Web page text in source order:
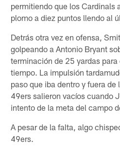
permitiendo que los Cardinals
plomo a diez puntos llendo al
Detrás otra vez en ofensa,
golpeando a Antonio Bryant
terminación de 25 yardas
tiempo. La impulsión
paso que iba dentro y fuera de
49ers salieron vacíos cuando
intento de la meta del campo
A pesar de la falta, algo
49ers.